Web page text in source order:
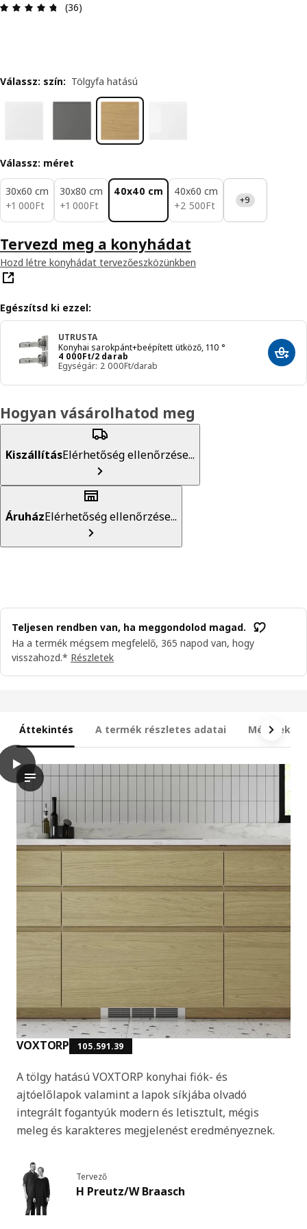
Értékelés: 4.7 / 5 csillagok. Összes vélemény: 36
(36)
Válassz: szín: Tölgyfa hatású
Válassz: méret
30x60 cm
+1 000Ft
1000Ft
30x80 cm
+1 000Ft
1000Ft
40x40 cm
40x60 cm
+2 500Ft
2500Ft +9
Tervezd meg a konyhádat
Hozd létre konyhádat tervezőeszközünkben
Egészítsd ki ezzel:
UTRUSTA
Konyhai sarokpánt+beépített ütköző, 110 °
4 000Ft/2 darab
Ár 4000Ft/2 darab
Egységár: 2 000Ft/darab
Hogyan vásárolhatod meg
KiszállításElérhetőség ellenőrzése...
ÁruházElérhetőség ellenőrzése...
Teljesen rendben van, ha meggondolod magad.
Ha a termék mégsem megfelelő, 365 napod van, hogy
visszahozd.* Részletek
Áttekintés A termék részletes adatai Méretek
VOXTORP 105.591.39
A tölgy hatású VOXTORP konyhai fiók- és
ajtóelőlapok valamint a lapok síkjába olvadó
integrált fogantyúk modern és letisztult, mégis
meleg és karakteres megjelenést eredményeznek.
Tervező
H Preutz/W Braasch
play
A videó egy szekrényajtó bemutatóját mutatja be, konkrétan
VOXTORP Ajtó, tölgyfa hatású, 40x40 cm